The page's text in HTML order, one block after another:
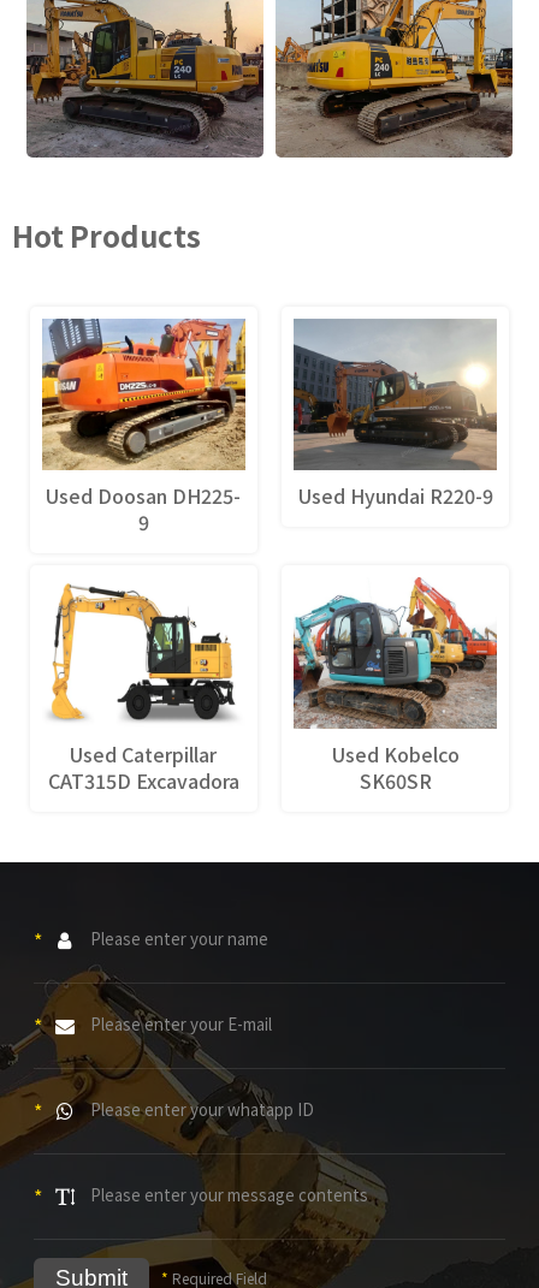
Hot Products
Used Doosan DH225-
9
Used Hyundai R220-9
Used Caterpillar
CAT315D Excavadora
Used Kobelco
SK60SR
*
*
*
*
Submit * Required Field